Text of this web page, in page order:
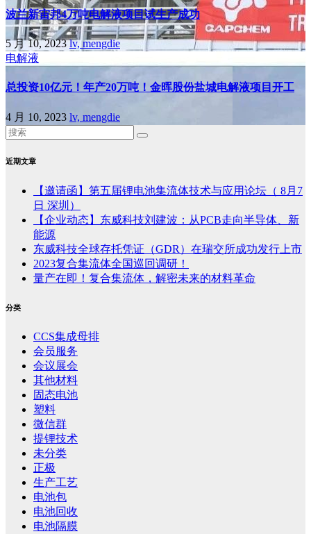
波兰新宙邦4万吨电解液项目试生产成功
5 月 10, 2023lv, mengdie
电解液
总投资10亿元！年产20万吨！金晖股份盐城电解液项目开工
4 月 10, 2023 lv, mengdie
近期文章
【邀请函】第五届锂电池集流体技术与应用论坛（ 8月7
日 深圳）
【企业动态】东威科技刘建波：从PCB走向半导体、新
能源
东威科技全球存托凭证（GDR）在瑞交所成功发行上市
2023复合集流体全国巡回调研！
量产在即！复合集流体，解密未来的材料革命
分类
CCS集成母排
会员服务
会议展会
其他材料
固态电池
塑料
微信群
提锂技术
未分类
正极
生产工艺
电池包
电池回收
电池隔膜